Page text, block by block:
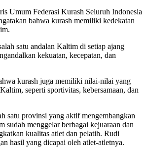
Umum Federasi Kurash Seluruh Indonesia
bahwa kurash memiliki kedekatan
satu andalan Kaltim di setiap ajang
kekuatan, kecepatan, dan
kurash juga memiliki nilai-nilai yang
seperti sportivitas, kebersamaan, dan
satu provinsi yang aktif mengembangkan
sudah menggelar berbagai kejuaraan dan
kualitas atlet dan pelatih. Rudi
hasil yang dicapai oleh atlet-atletnya.